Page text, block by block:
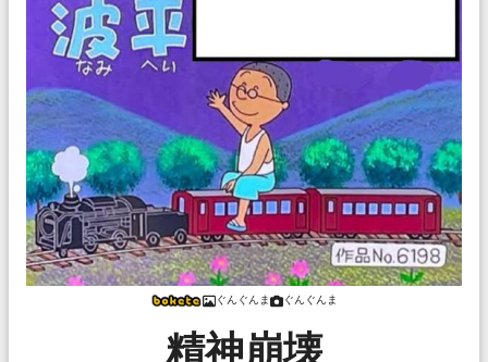
ぐんぐんま ぐんぐんま
精神崩壊